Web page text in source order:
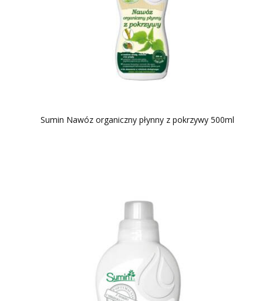
Sumin Nawóz organiczny płynny z pokrzywy 500ml